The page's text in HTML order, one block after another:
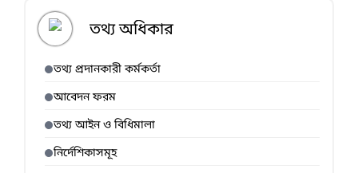
তথ্য অধিকার
তথ্য প্রদানকারী কর্মকর্তা
আবেদন ফরম
তথ্য আইন ও বিধিমালা
নির্দেশিকাসমূহ